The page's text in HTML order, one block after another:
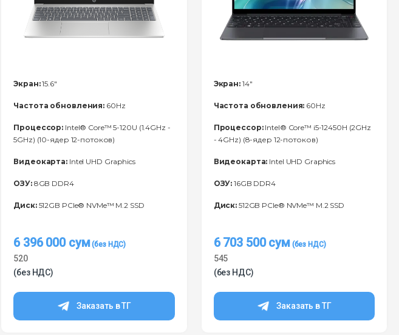
Экран:15.6"
Частота обновления: 60Hz
Процессор: Intel® Core™ 5-120U (1.4GHz -
5GHz) (10-ядер 12-потоков)
Видеокарта: Intel UHD Graphics
ОЗУ:8GB DDR4
Диск:512GB PCIe® NVMe™ M.2 SSD
6 396 000 сум
520
(без НДС)
Заказать в ТГ
Экран:14"
Частота обновления: 60Hz
Процессор:Intel® Core™ i5-12450H (2GHz
- 4GHz) (8-ядер 12-потоков)
Видеокарта: Intel UHD Graphics
ОЗУ: 16GB DDR4
Диск: 512GB PCIe® NVMe™ M.2 SSD
6 703 500сум
545
(без НДС)
Заказать в ТГ